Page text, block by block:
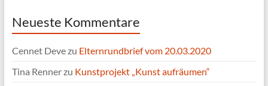
Neueste Kommentare
Cennet Devezu Elternrundbrief vom 20.03.2020
Tina Rennerzu Kunstprojekt „Kunst aufräumen“